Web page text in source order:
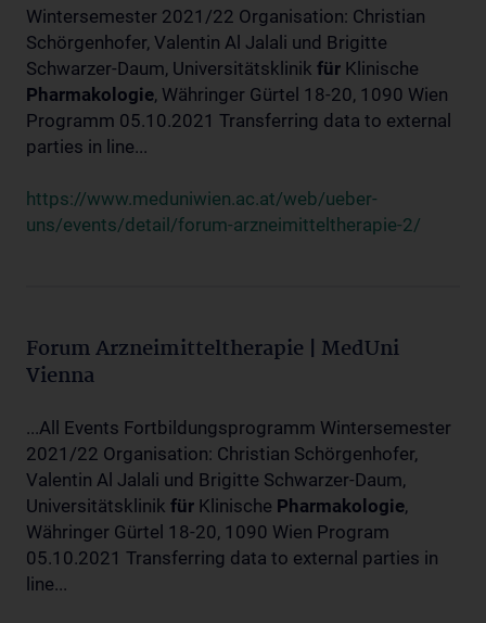
Wintersemester 2021/22 Organisation: Christian
Schörgenhofer, Valentin Al Jalali und Brigitte
Schwarzer-Daum, Universitätsklinik für Klinische
Pharmakologie, Währinger Gürtel 18-20, 1090 Wien
Programm 05.10.2021 Transferring data to external
parties in line...
https://www.meduniwien.ac.at/web/ueber-
uns/events/detail/forum-arzneimitteltherapie-2/
Forum Arzneimitteltherapie | MedUni
Vienna
...All Events Fortbildungsprogramm Wintersemester
2021/22 Organisation: Christian Schörgenhofer,
Valentin Al Jalali und Brigitte Schwarzer-Daum,
Universitätsklinik für Klinische Pharmakologie,
Währinger Gürtel 18-20, 1090 Wien Program
05.10.2021 Transferring data to external parties in
line...